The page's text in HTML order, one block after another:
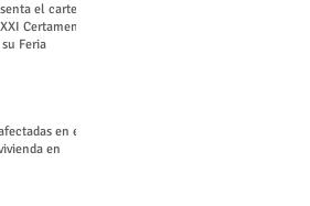
el cartel
Certamen
Feria
en el
en